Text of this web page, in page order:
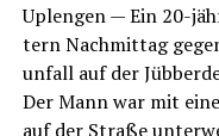
Uple­n­gen — Ein 20-
tern Nach­mit­tag
un­fall auf der
Der Mann war mit
auf der Stra­ße